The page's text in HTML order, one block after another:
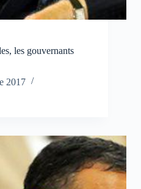
les gouvernants
2017